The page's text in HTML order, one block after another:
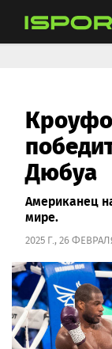
Дюбуа
Американец
мире.
2025 Г., 26